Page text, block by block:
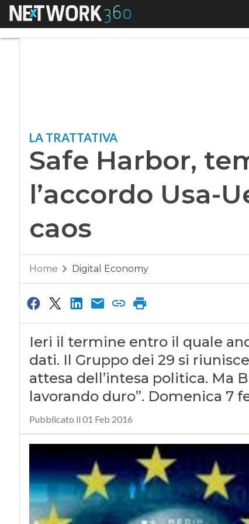
Menu
LA TRATTATIVA
Safe Harbor,
l’accordo Usa-
caos
Home Digital Economy
Ieri il termine entro il quale
dati. Il Gruppo dei 29 si
attesa dell’intesa politica. Ma
lavorando duro”. Domenica 7
Pubblicato il 01 Feb 2016